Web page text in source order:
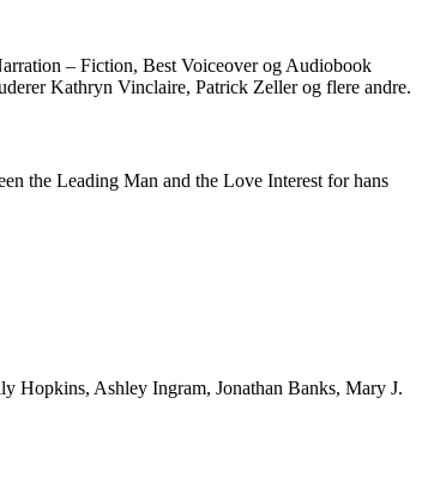
– Fiction, Best Voiceover og Audiobook
Kathryn Vinclaire, Patrick Zeller og flere andre.
the Leading Man and the Love Interest for hans
Hopkins, Ashley Ingram, Jonathan Banks, Mary J.